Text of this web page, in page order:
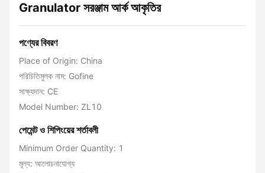
Granulator সরঞ্জাম আর্ক আকৃতির
পণ্যের বিবরণ
Place of Origin: China
পরিচিতিমুলক নাম: Gofine
সাক্ষ্যদান: CE
Model Number: ZL10
পেমেন্ট ও শিপিংয়ের শর্তাবলী
Minimum Order Quantity: 1
মূল্য: আলোচনাযোগ্য